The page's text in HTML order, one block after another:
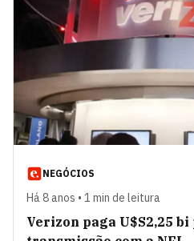
NEGÓCIOS
Há 8 anos • 1 min de leitura
Verizon paga U$S2,25